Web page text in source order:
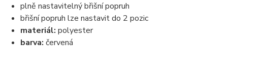
plně nastavitelný břišní popruh
břišní popruh lze nastavit do 2 pozic
materiál: polyester
barva: červená